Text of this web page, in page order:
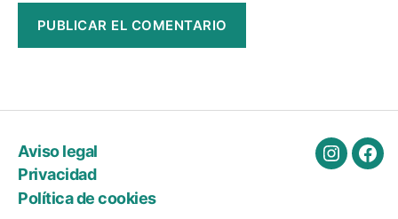
Aviso legal
Privacidad
Política de cookies